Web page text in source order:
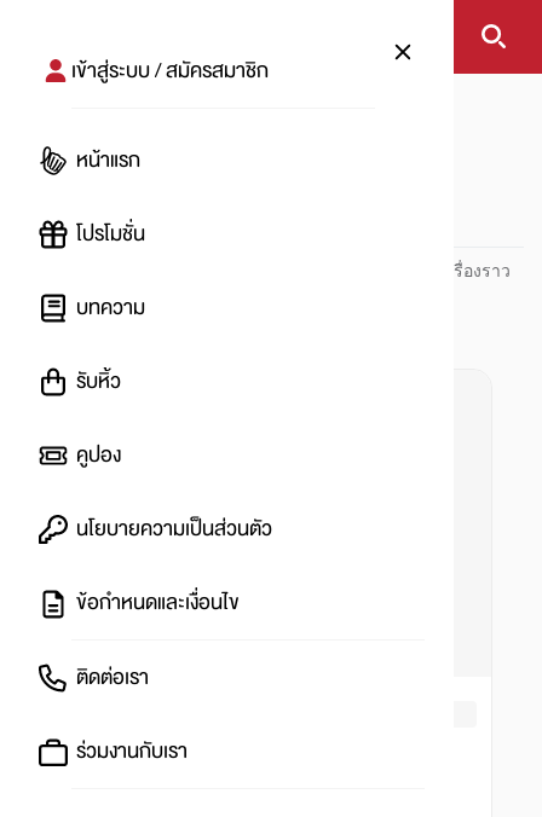
เข้าสู่ระบบ / สมัครสมาชิก
หน้าแรก
โปรโมชั่น
บทความ
รับหิ้ว
คูปอง
นโยบายความเป็นส่วนตัว
ข้อกำหนดและเงื่อนไข
ติดต่อเรา
ร่วมงานกับเรา
#
ปันโปร PUNPRO ที่ 1 ด้านโปรโมชัน อัปเดตและติดตามทุกเรื่องราว
โปรโมชัน